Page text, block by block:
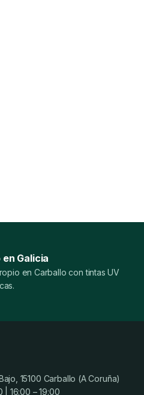
en Galicia
en Carballo con tintas UV
15100 Carballo (A Coruña)
| 16:00 – 19:00